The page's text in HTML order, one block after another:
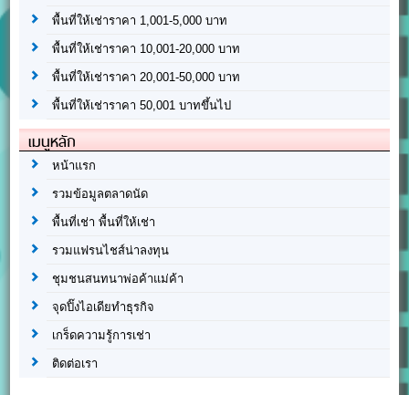
พื้นที่ให้เช่าราคา 1,001-5,000 บาท
พื้นที่ให้เช่าราคา 10,001-20,000 บาท
พื้นที่ให้เช่าราคา 20,001-50,000 บาท
พื้นที่ให้เช่าราคา 50,001 บาทขึ้นไป
เมนูหลัก
หน้าแรก
รวมข้อมูลตลาดนัด
พื้นที่เช่า พื้นที่ให้เช่า
รวมแฟรนไชส์น่าลงทุน
ชุมชนสนทนาพ่อค้าแม่ค้า
จุดปิ๊งไอเดียทำธุรกิจ
เกร็ดความรู้การเช่า
ติดต่อเรา